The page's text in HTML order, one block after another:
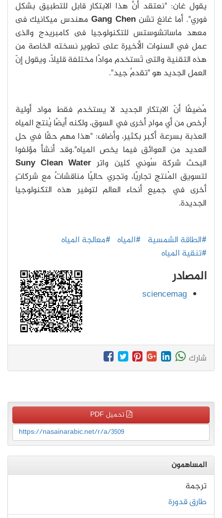
يقول غان: "نعتقد أنَّ هذا الابتكار قابل للتطبيق بشكل
فوري". أما غانغ تشن Gang Chen
مهندس ميكانيك فى
معهد ماساتشوستس للتكنولوجيا فى كامبريدج والذى
عمل في السنوات الأخيرة على تطوير نسخته الخاصة من
هذه التقنية والتى تَستخدم موادًا مختلفة قليلًا، ويقول إنّ
العمل الجديد هو "تقدمٌ جيد".
مُضيفًا أنّ الابتكار الجديد لا يستخدم فقط مواد أولية
أرخص من أي موادٍ أخرى في السوق، ولكنه أيضًا يُنتج المياه
العذبة بسرعة أكبر بكثير، وأضاف: "هذا مهم حقًا في حل
العديد من العوائق فيما يخص المياه".وقد أنشأ مؤلفوا
البحث شركة سُوني كلين واتر Suny Clean Water
لتسويق المُنتج تجاريًا، وتجري حاليًا مناقشاتٌ مع شركاتٍ
أخرى في جميع أنحاء العالم لتوفير هذه التكنولوجيا
الجديدة.
#الطاقة الشمسية #المياه #معالجة المياه
#تنقية المياه
المصادر
sciencemag
شارك
تحميل PDF
https://nasainarabic.net/r/a/3509
المساهمون
ترجمة
طارق قدورة